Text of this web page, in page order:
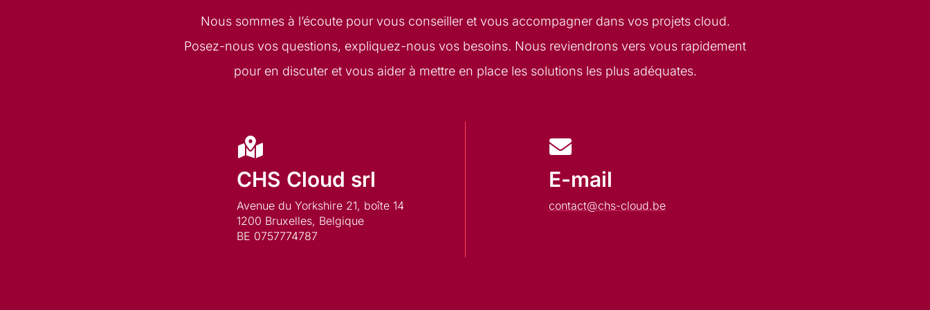
Nous sommes à l’écoute pour vous conseiller et vous accompagner dans vos projets cloud.
Posez-nous vos questions, expliquez-nous vos besoins. Nous reviendrons vers vous rapidement
pour en discuter et vous aider à mettre en place les solutions les plus adéquates.
CHS Cloud srl
Avenue du Yorkshire 21, boîte 14
1200 Bruxelles, Belgique
BE 0757774787
E-mail
contact@chs-cloud.be